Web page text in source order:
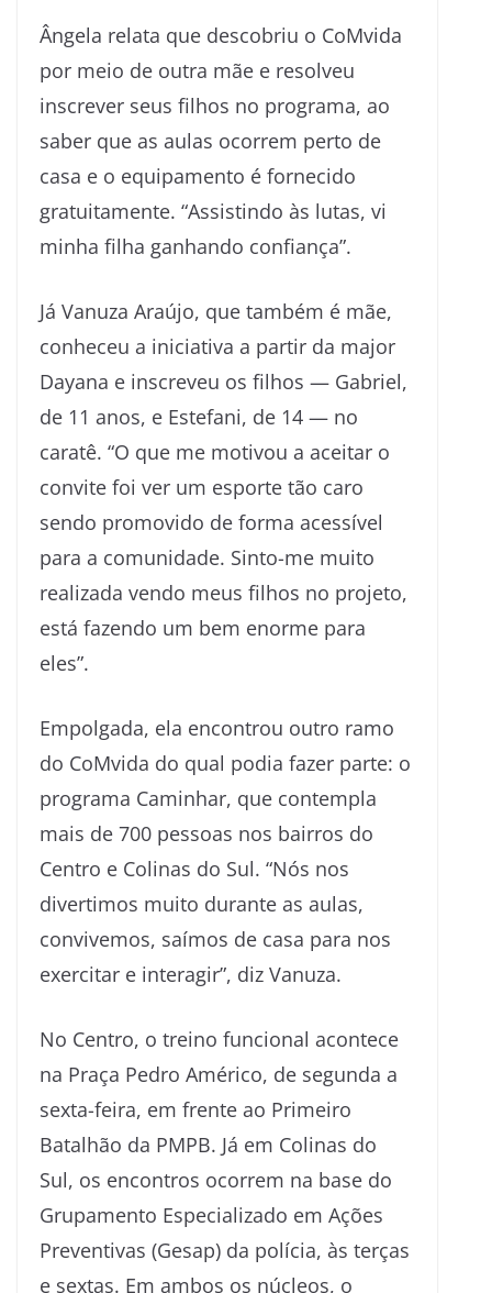
Ângela relata que descobriu o CoMvida
por meio de outra mãe e resolveu
inscrever seus filhos no programa, ao
saber que as aulas ocorrem perto de
casa e o equipamento é fornecido
gratuitamente. “Assistindo às lutas, vi
minha filha ganhando confiança”.
Já Vanuza Araújo, que também é mãe,
conheceu a iniciativa a partir da major
Dayana e inscreveu os filhos — Gabriel,
de 11 anos, e Estefani, de 14 — no
caratê. “O que me motivou a aceitar o
convite foi ver um esporte tão caro
sendo promovido de forma acessível
para a comunidade. Sinto-me muito
realizada vendo meus filhos no projeto,
está fazendo um bem enorme para
eles”.
Empolgada, ela encontrou outro ramo
do CoMvida do qual podia fazer parte: o
programa Caminhar, que contempla
mais de 700 pessoas nos bairros do
Centro e Colinas do Sul. “Nós nos
divertimos muito durante as aulas,
convivemos, saímos de casa para nos
exercitar e interagir”, diz Vanuza.
No Centro, o treino funcional acontece
na Praça Pedro Américo, de segunda a
sexta-feira, em frente ao Primeiro
Batalhão da PMPB. Já em Colinas do
Sul, os encontros ocorrem na base do
Grupamento Especializado em Ações
Preventivas (Gesap) da polícia, às terças
e sextas. Em ambos os núcleos, o